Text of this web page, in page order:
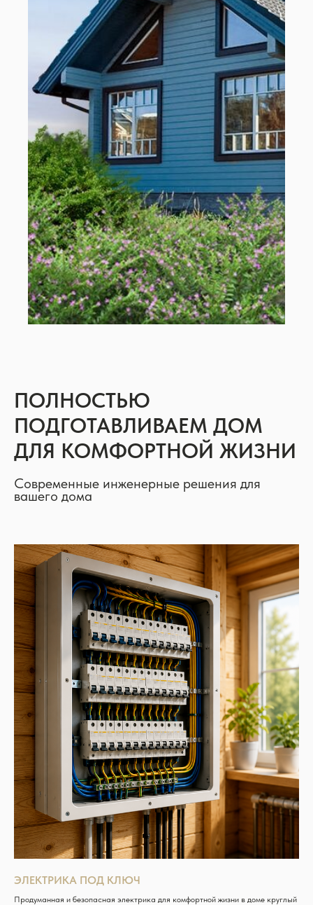
ПОЛНОСТЬЮ
ПОДГОТАВЛИВАЕМ ДОМ
ДЛЯ КОМФОРТНОЙ ЖИЗНИ
Современные инженерные решения для
вашего дома
ЭЛЕКТРИКА ПОД КЛЮЧ
Продуманная и безопасная электрика для комфортной жизни в доме круглый